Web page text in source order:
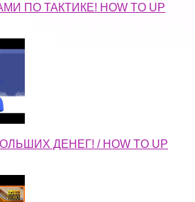
ПО ТАКТИКЕ! HOW TO UP
ДЕНЕГ! / HOW TO UP